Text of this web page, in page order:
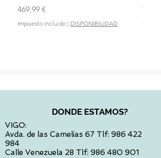
Precio
469,99 €
Impuesto incluido | DISPONIBILIDAD
DONDE ESTAMOS?
VIGO:
Avda. de las Camelias 67 Tlf: 986 422
984
Calle Venezuela 28 Tlf: 986 480 901